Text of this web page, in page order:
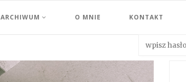
ARCHIWUM O MNIE KONTAKT